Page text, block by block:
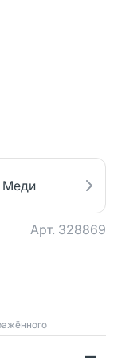
Меди
Арт. 328869